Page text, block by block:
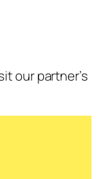
our partner’s